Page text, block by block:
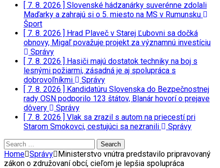
[ 7. 8. 2026 ] Slovenské hádzanárky suverénne zdolali
Maďarky a zahrajú si o 5. miesto na MS v Rumunsku
Šport
[ 7. 8. 2026 ] Hrad Plaveč v Starej Ľubovni sa dočká
obnovy, Migaľ považuje projekt za významnú investíciu
Správy
[ 7. 8. 2026 ] Hasiči majú dostatok techniky na boj s
lesnými požiarmi, zásadná je aj spolupráca s
dobrovoľníkmi
Správy
[ 7. 8. 2026 ] Kandidatúru Slovenska do Bezpečnostnej
rady OSN podporilo 123 štátov, Blanár hovorí o prejave
dôvery
Správy
[ 7. 8. 2026 ] Vlak sa zrazil s autom na priecestí pri
Starom Smokovci, cestujúci sa nezranili
Správy
Search
for:
Home Správy Ministerstvo vnútra predstavilo pripravovaný
zákon o združovaní obcí, cieľom je lepšia spolupráca